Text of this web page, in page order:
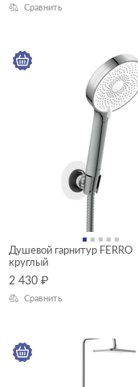
Сравнить
Душевой гарнитур FERRO
круглый
2 430 ₽
Сравнить